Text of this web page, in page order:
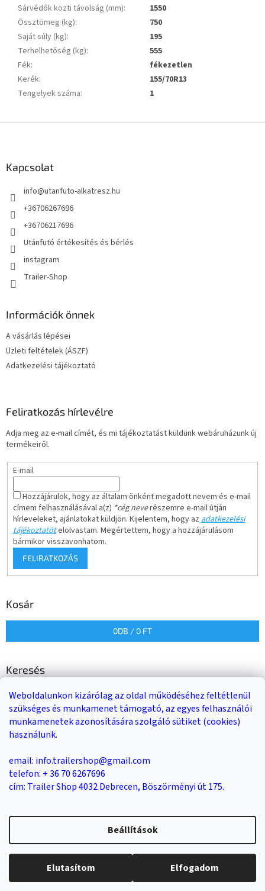
Weboldalunkon kizárólag az oldal működéséhez feltétlenül
szükséges és munkamenet támogató, az egyes felhasználói
munkamenetek azonosítására szolgáló sütiket (cookies)
használunk.
email: info.trailershop@gmail.com
telefon: + 36 70 6267696
cím: Trailer Shop 4032 Debrecen, Böszörményi út 175.
Beállítások
Elutasítom Elfogadom
Sárvédők közti távolság (mm):
1550
Össztömeg (kg):
750
Saját súly (kg):
195
Terhelhetőség (kg):
555
Fék:
fékezetlen
Kerék:
155/70R13
Tengelyek száma: 1
Kapcsolat
info@utanfuto-alkatresz.hu
+36706267696
+36706217696
Utánfutó értékesítés és bérlés
instagram
Trailer-Shop
Információk önnek
A vásárlás lépései
Üzleti feltételek (ÁSZF)
Adatkezelési tájékoztató
Feliratkozás hírlevélre
Adja meg az e-mail címét, és mi tájékoztatást küldünk webáruházunk új
termékeiről.
E-mail
Hozzájárulok, hogy az általam önként megadott nevem és e-mail
címem felhasználásával a(z) *cég neverészemre e-mail útján
hírleveleket, ajánlatokat küldjön. Kijelentem, hogy azadatkezelési
tájékoztatótelolvastam. Megértettem, hogy a hozzájárulásom
bármikor visszavonhatom.
FELIRATKOZÁS
Kosár
0DB / 0 FT
Keresés
KERESÉS
Copyright 2026Trailer Shop utánfutó értékesítés. Minden jog
fenntartva.
Süti beállítások szerkesztése